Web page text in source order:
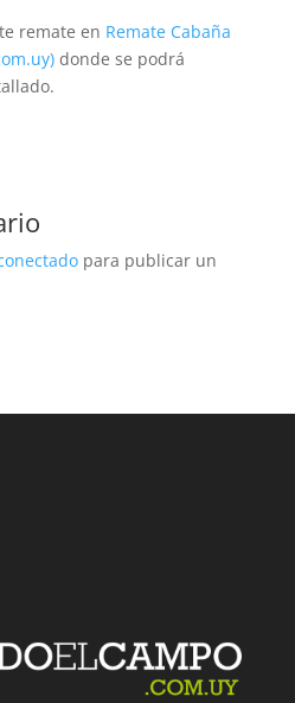
remate en Remate Cabaña
donde se podrá
para publicar un